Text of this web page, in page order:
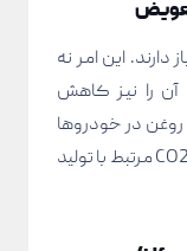
دارند. این امر نه
آن را نیز کاهش
در خودروها
از ۵۰۰۰ به ۱۰۰۰۰ کیلومتر، می‌تواند انتشار CO2 مرتبط با تولید